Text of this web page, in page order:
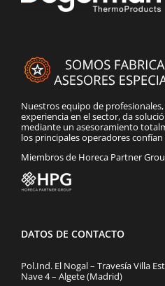
Nuestros equipo de
experiencia en el sector, da
mediante un asesoramiento
los principales operadores
Miembros de Horeca Partner
DATOS DE CONTACTO
Pol.Ind. El Nogal – Travesía Villa
Nave 4 – Algete (Madrid)